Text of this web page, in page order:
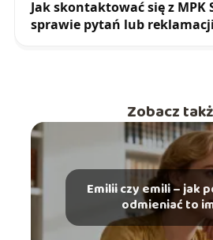
Jak skontaktować się z MPK
sprawie pytań lub
Zobacz
Emilii czy emili – jak
odmieniać to